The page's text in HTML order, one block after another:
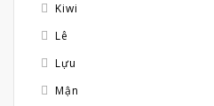
Kiwi
Lê
Lựu
Mận